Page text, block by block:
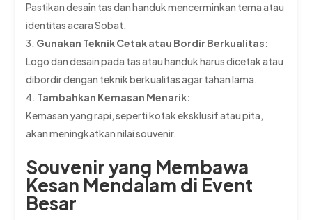
Pastikan desain tas dan handuk mencerminkan tema atau
identitas acara Sobat.
Gunakan Teknik Cetak atau Bordir Berkualitas:
Logo dan desain pada tas atau handuk harus dicetak atau
dibordir dengan teknik berkualitas agar tahan lama.
Tambahkan Kemasan Menarik:
Kemasan yang rapi, seperti kotak eksklusif atau pita,
akan meningkatkan nilai souvenir.
Souvenir yang Membawa
Kesan Mendalam di Event
Besar